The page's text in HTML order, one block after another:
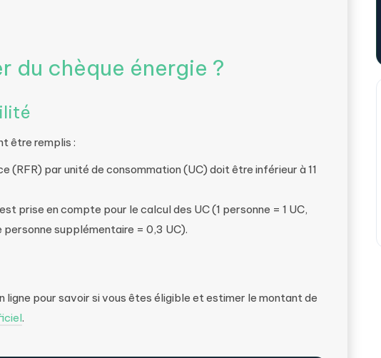
du chèque énergie ?
être remplis :
(RFR) par unité de consommation (UC) doit être inférieur à 11
prise en compte pour le calcul des UC (1 personne = 1 UC,
supplémentaire = 0,3 UC).
ligne pour savoir si vous êtes éligible et estimer le montant de
.